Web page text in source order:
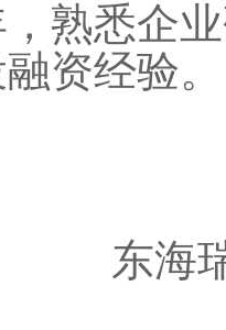
熟悉企
资经验。
东海